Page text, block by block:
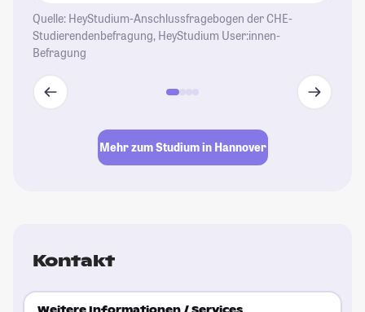
Quelle: HeyStudium-Anschlussfragebogen der CHE-
Studierendenbefragung, HeyStudium User:innen-
Befragung
Mehr zum Studium in Hannover
Kontakt